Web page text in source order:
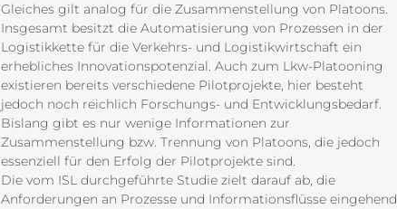
Gleiches gilt analog für die Zusammenstellung von Platoons.
Insgesamt besitzt die Automatisierung von Prozessen in der
Logistikkette für die Verkehrs- und Logistikwirtschaft ein
erhebliches Innovationspotenzial. Auch zum Lkw-Platooning
existieren bereits verschiedene Pilotprojekte, hier besteht
jedoch noch reichlich Forschungs- und Entwicklungsbedarf.
Bislang gibt es nur wenige Informationen zur
Zusammenstellung bzw. Trennung von Platoons, die jedoch
essenziell für den Erfolg der Pilotprojekte sind.
Die vom ISL durchgeführte Studie zielt darauf ab, die
Anforderungen an Prozesse und Informationsflüsse eingehend